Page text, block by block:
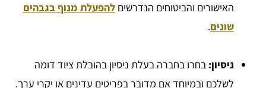
האישורים והביטוחים הנדרשים להפעלת מנוף בגבהים
שונים.
ניסיון: בחרו בחברה בעלת ניסיון בהובלת ציוד דומה
לשלכם ובמיוחד אם מדובר בפריטים עדינים או יקרי ערך.